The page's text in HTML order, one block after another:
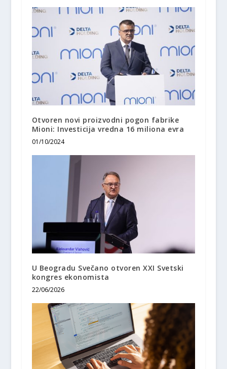
Otvoren novi proizvodni pogon fabrike
Mioni: Investicija vredna 16 miliona evra
01/10/2024
U Beogradu Svečano otvoren XXI Svetski
kongres ekonomista
22/06/2026